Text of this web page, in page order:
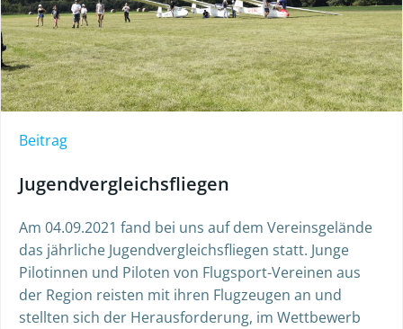
Beitrag
Jugendvergleichsfliegen
Am 04.09.2021 fand bei uns auf dem Vereinsgelände
das jährliche Jugendvergleichsfliegen statt. Junge
Pilotinnen und Piloten von Flugsport-Vereinen aus
der Region reisten mit ihren Flugzeugen an und
stellten sich der Herausforderung, im Wettbewerb